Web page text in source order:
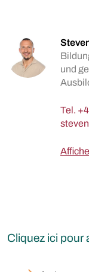
und
Tel.
Cliquez ici pour